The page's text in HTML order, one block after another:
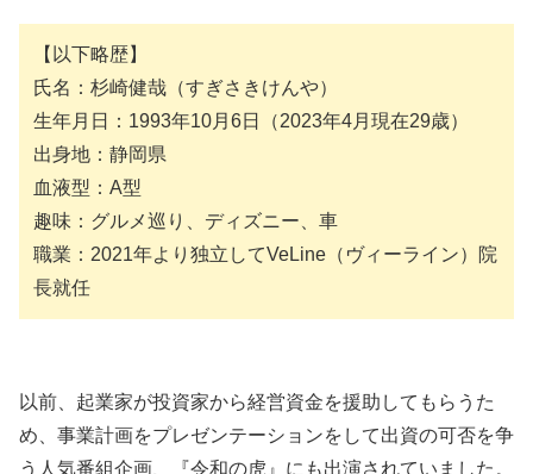
【以下略歴】
氏名：杉崎健哉（すぎさきけんや）
生年月日：1993年10月6日（2023年4月現在29歳）
出身地：静岡県
血液型：A型
趣味：グルメ巡り、ディズニー、車
職業：2021年より独立してVeLine（ヴィーライン）院
長就任
以前、起業家が投資家から経営資金を援助してもらうた
め、事業計画をプレゼンテーションをして出資の可否を争
う人気番組企画、『令和の虎』にも出演されていました。